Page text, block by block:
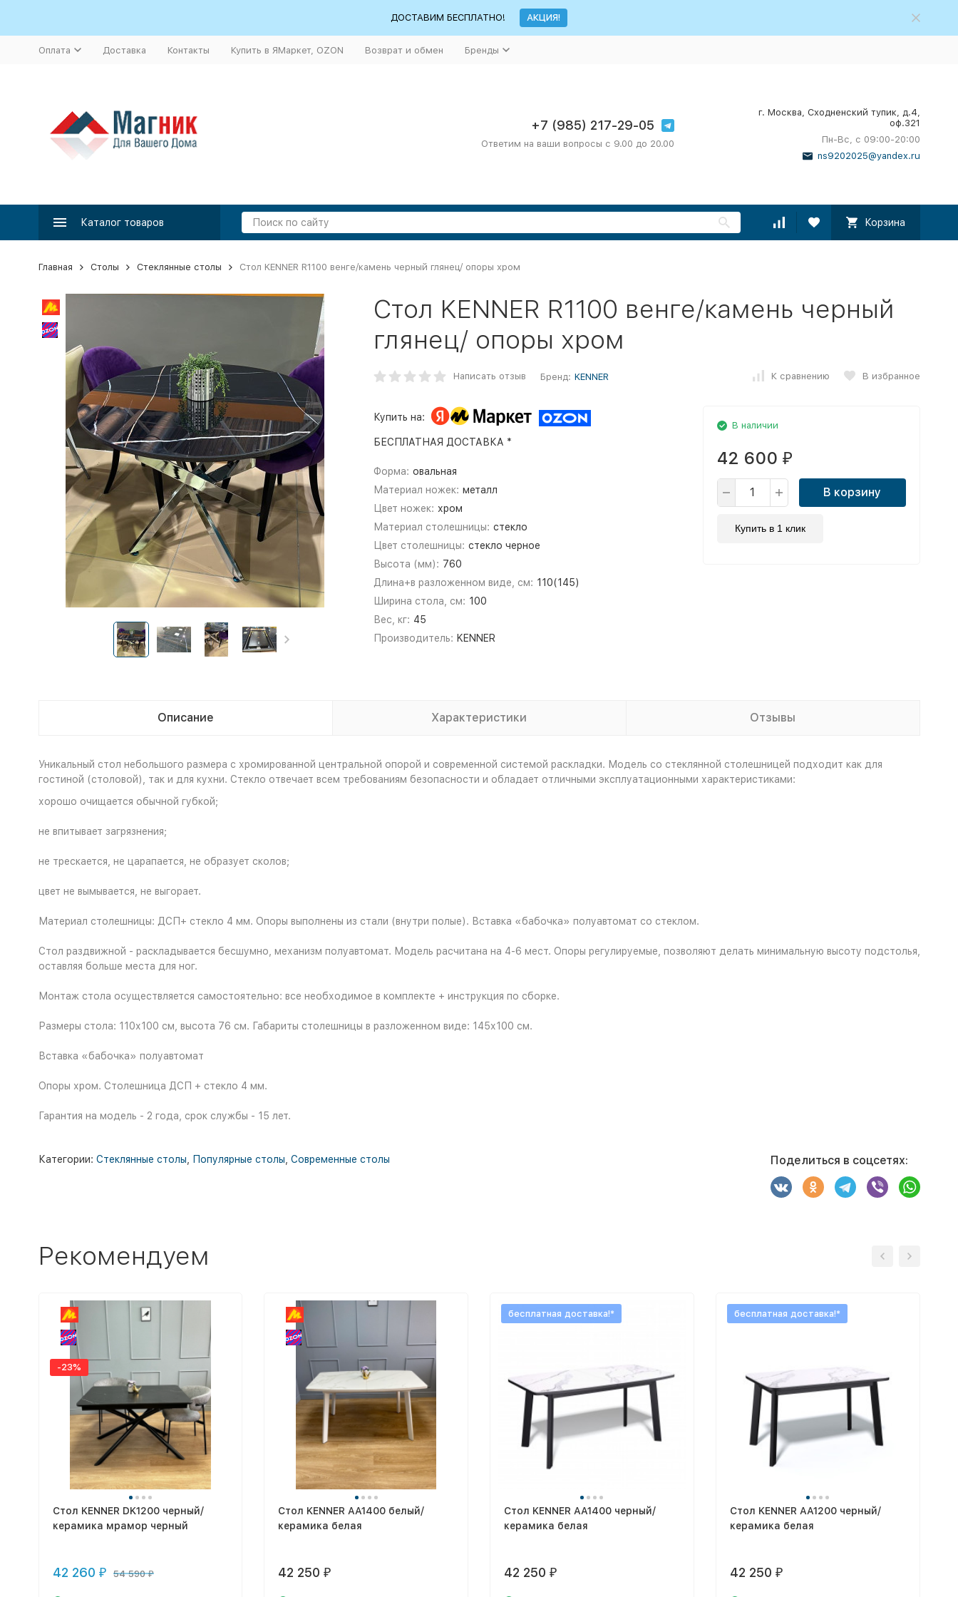
ДОСТАВИМ БЕСПЛАТНО! АКЦИЯ!
Оплата Доставка Контакты Купить в ЯМаркет, OZON Возврат и обмен Бренды
+7 (985) 217-29-05
Ответим на ваши вопросы с 9.00 до 20.00
г. Москва, Сходненский тупик, д.4,
оф.321
Пн-Вс, с 09:00-20:00
ns9202025@yandex.ru
Каталог товаров Корзина
Главная Столы Стеклянные столы Стол KENNER R1100 венге/камень черный глянец/ опоры хром
Стол KENNER R1100 венге/камень черный
глянец/ опоры хром
Написать отзыв Бренд: KENNER К сравнению В избранное
Купить на:
БЕСПЛАТНАЯ ДОСТАВКА *
Форма: овальная
Материал ножек: металл
Цвет ножек: хром
Материал столешницы: стекло
Цвет столешницы: стекло черное
Высота (мм): 760
Длина+в разложенном виде, см: 110(145)
Ширина стола, см: 100
Вес, кг: 45
Производитель: KENNER
В наличии
42 600 ₽
В корзину
Купить в 1 клик
Описание Характеристики Отзывы
Уникальный стол небольшого размера с хромированной центральной опорой и современной системой раскладки. Модель со стеклянной столешницей подходит как для
гостиной (столовой), так и для кухни. Стекло отвечает всем требованиям безопасности и обладает отличными эксплуатационными характеристиками:
хорошо очищается обычной губкой;
не впитывает загрязнения;
не трескается, не царапается, не образует сколов;
цвет не вымывается, не выгорает.
Материал столешницы: ДСП+ стекло 4 мм. Опоры выполнены из стали (внутри полые). Вставка «бабочка» полуавтомат со стеклом.
Стол раздвижной - раскладывается бесшумно, механизм полуавтомат. Модель расчитана на 4-6 мест. Опоры регулируемые, позволяют делать минимальную высоту подстолья,
оставляя больше места для ног.
Монтаж стола осуществляется самостоятельно: все необходимое в комплекте + инструкция по сборке.
Размеры стола: 110х100 см, высота 76 см. Габариты столешницы в разложенном виде: 145х100 см.
Вставка «бабочка» полуавтомат
Опоры хром. Столешница ДСП + стекло 4 мм.
Гарантия на модель - 2 года, срок службы - 15 лет.
Категории: Стеклянные столы Популярные столы Современные столы Поделиться в соцсетях:
Рекомендуем
-23%
Стол KENNER DK1200 черный/
керамика мрамор черный
42 260 ₽ 54 590 ₽
Стол KENNER AA1400 белый/
керамика белая
42 250 ₽
бесплатная доставка!*
Стол KENNER AA1400 черный/
керамика белая
42 250 ₽
бесплатная доставка!*
Стол KENNER AA1200 черный/
керамика белая
42 250 ₽